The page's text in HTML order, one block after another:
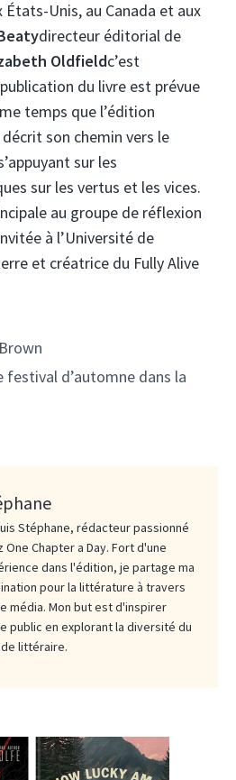
États-Unis, au Canada et aux
directeur éditorial de
Oldfieldc’est
du livre est prévue
temps que l’édition
son chemin vers le
sur les
sur les vertus et les vices.
au groupe de réflexion
à l’Université de
et créatrice du Fully Alive
festival d’automne dans la
Stéphane, rédacteur passionné
One Chapter a Day. Fort d'une
dans l'édition, je partage ma
pour la littérature à travers
média. Mon but est d'inspirer
public en explorant la diversité du
littéraire.